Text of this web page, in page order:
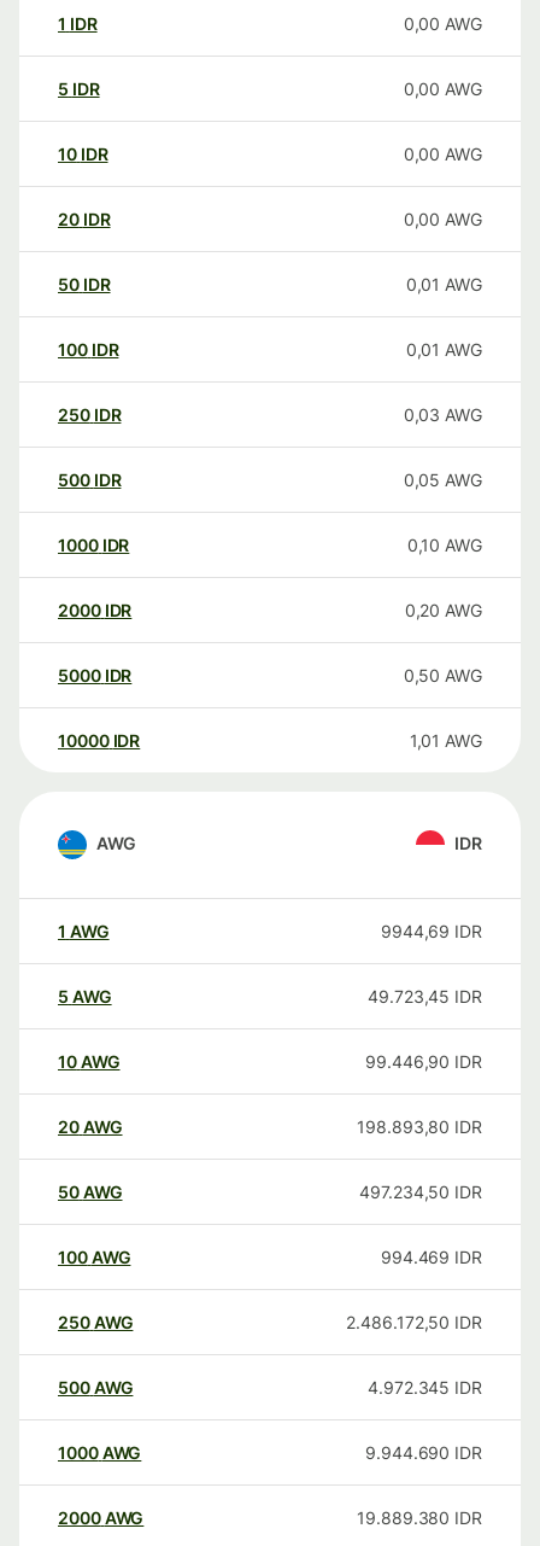
1 IDR 0,00 AWG
5 IDR 0,00 AWG
10 IDR 0,00 AWG
20 IDR 0,00 AWG
50 IDR 0,01 AWG
100 IDR 0,01 AWG
250 IDR 0,03 AWG
500 IDR 0,05 AWG
1000 IDR 0,10 AWG
2000 IDR 0,20 AWG
5000 IDR 0,50 AWG
10000 IDR 1,01 AWG
AWG IDR
1 AWG 9944,69 IDR
5 AWG 49.723,45 IDR
10AWG 99.446,90 IDR
20AWG 198.893,80 IDR
50AWG 497.234,50 IDR
100AWG 994.469 IDR
250AWG 2.486.172,50 IDR
500AWG 4.972.345 IDR
1000AWG 9.944.690 IDR
2000AWG 19.889.380 IDR